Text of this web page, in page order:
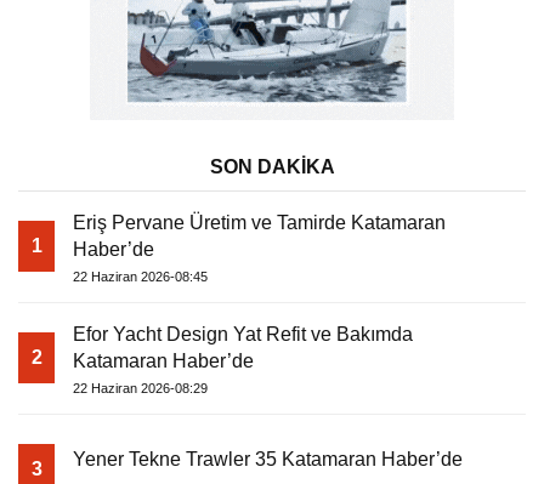
SON DAKİKA
1
Eriş Pervane Üretim ve Tamirde Katamaran
Haber’de
22 Haziran 2026-08:45
2
Efor Yacht Design Yat Refit ve Bakımda
Katamaran Haber’de
22 Haziran 2026-08:29
3 Yener Tekne Trawler 35 Katamaran Haber’de